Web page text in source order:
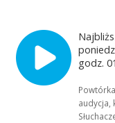
godz.
audycja,